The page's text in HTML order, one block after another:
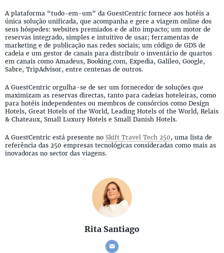
A plataforma “tudo-em-um” da GuestCentric fornece aos hotéis a
única solução unificada, que acompanha e gere a viagem online dos
seus hóspedes: websites premiados e de alto impacto; um motor de
reservas integrado, simples e intuitivo de usar; ferramentas de
marketing e de publicação nas redes sociais; um código de GDS de
cadeia e um gestor de canais para distribuir o inventário de quartos
em canais como Amadeus, Booking.com, Expedia, Galileo, Google,
Sabre, TripAdvisor, entre centenas de outros.
A GuestCentric orgulha-se de ser um fornecedor de soluções que
maximizam as reservas directas, tanto para cadeias hoteleiras, como
para hotéis independentes ou membros de consórcios como Design
Hotels, Great Hotels of the World, Leading Hotels of the World, Relais
& Chateaux, Small Luxury Hotels e Small Danish Hotels.
A GuestCentric está presente no Skift Travel Tech 250, uma lista de
referência das 250 empresas tecnológicas consideradas como mais as
inovadoras no sector das viagens.
Rita Santiago